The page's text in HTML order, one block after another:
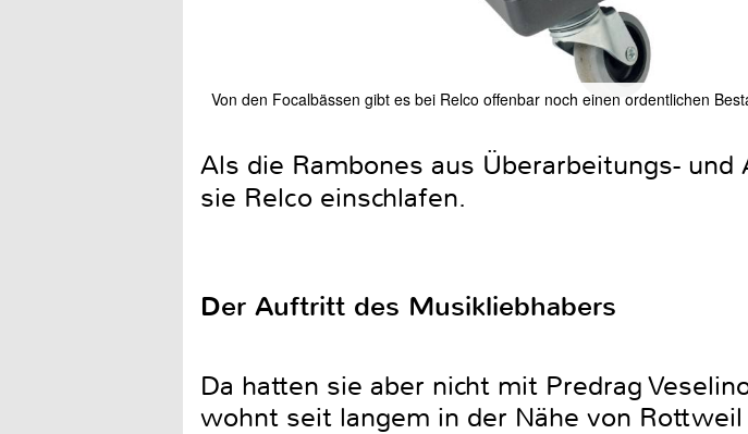
Von den Focalbässen gibt es bei Relco offenbar noch einen ordentlichen
Als die Rambones aus Überarbeitungs-
sie Relco einschlafen.
Der Auftritt des Musikliebhabers
Da hatten sie aber nicht mit Predrag
wohnt seit langem in der Nähe von